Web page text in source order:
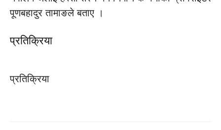
पूणबहादुर तामाङले बताए ।
प्रतिक्रिया
प्रतिक्रिया